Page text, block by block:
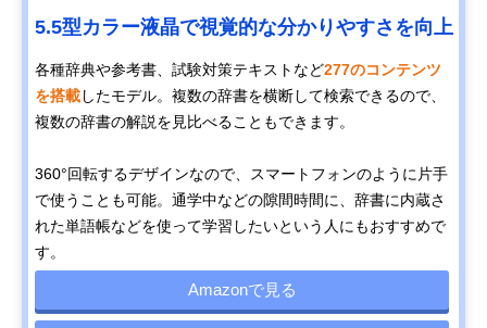
5.5型カラー液晶で視覚的な分かりやすさを向上
各種辞典や参考書、試験対策テキストなど277のコンテンツ
を搭載したモデル。複数の辞書を横断して検索できるので、
複数の辞書の解説を見比べることもできます。
360°回転するデザインなので、スマートフォンのように片手
で使うことも可能。通学中などの隙間時間に、辞書に内蔵さ
れた単語帳などを使って学習したいという人にもおすすめで
す。
Amazonで見る